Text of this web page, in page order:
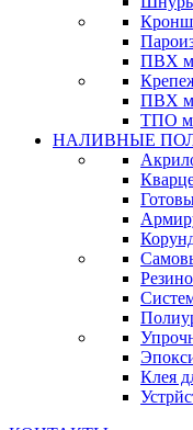
ПВХ
ПВХ
ТПО
НАЛИВНЫЕ
Клея